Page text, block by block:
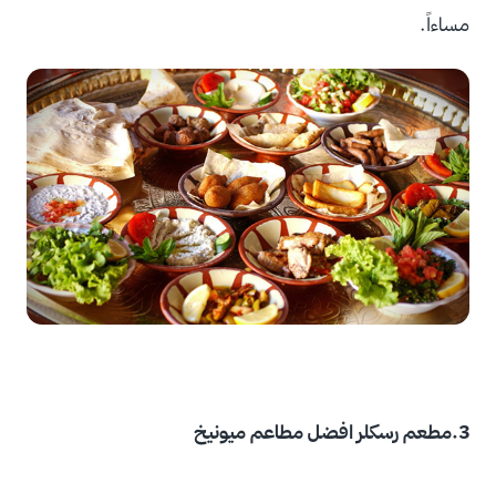
مساءاً.
3.مطعم رسكلر افضل مطاعم ميونيخ